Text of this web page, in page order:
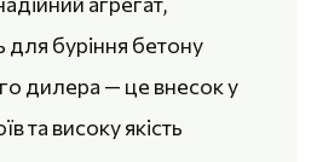
буріння бетону
дилера — це внесок у
та високу якість